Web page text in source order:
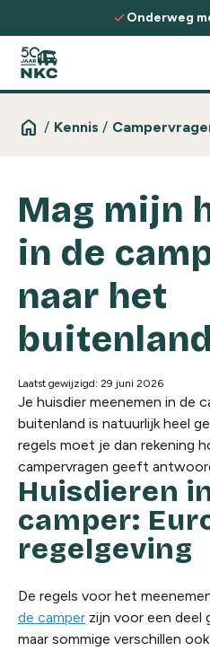
Spring naar de inhoud
checkOnderweg
home / Kennis /
Mag mijn
in de
naar het
Laatst gewijzigd: 29 juni 2026
Je huisdier meenemen in de
buitenland is natuurlijk heel
regels moet je dan rekening
campervragen geeft
Huisdieren
camper:
regelgeving​
De regels voor het
de camper zijn voor een deel
maar sommige verschillen